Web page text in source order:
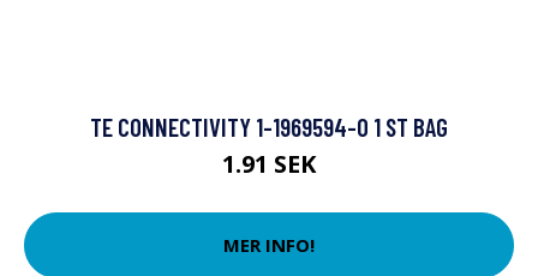
TE CONNECTIVITY 1-1969594-0 1 ST BAG
1.91 SEK
MER INFO!